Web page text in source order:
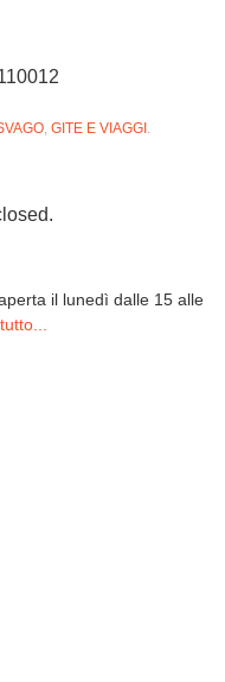
,GITE E VIAGGI .
il lunedì dalle 15 alle